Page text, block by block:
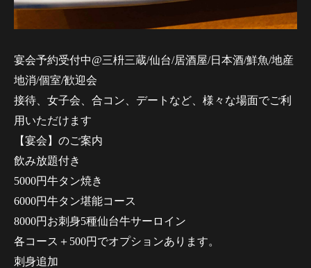
宴会予約受付中@三枡三蔵/仙台/居酒屋/日本酒/鮮魚/地産
地消/個室/歓迎会
接待、女子会、合コン、デートなど、様々な場面でご利
用いただけます
【宴会】のご案内
飲み放題付き
5000円牛タン焼き
6000円牛タン堪能コース
8000円お刺身5種仙台牛サーロイン
各コース＋500円でオプションあります。
刺身追加